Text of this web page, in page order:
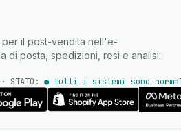
il post-vendita nell'e-
di posta, spedizioni, resi e analisi:
STATO: ● tutti i sistemi sono